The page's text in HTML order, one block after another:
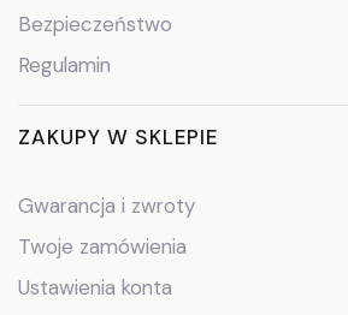
Bezpieczeństwo
Regulamin
ZAKUPY W SKLEPIE
Gwarancja i zwroty
Twoje zamówienia
Ustawienia konta